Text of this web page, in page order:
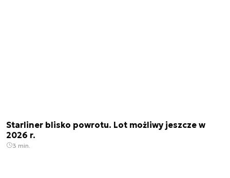
Starliner blisko powrotu. Lot możliwy jeszcze w
2026 r.
3 min.